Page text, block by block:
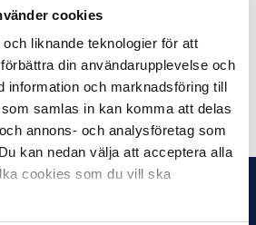
cookies
liknande teknologier för att
din användarupplevelse och
information och marknadsföring till
samlas in kan komma att delas
annons- och analysföretag som
kan nedan välja att acceptera alla
cookies som du vill ska
ske. Discovery Networks Sweden
som sträcker sig fram till 2025.
Dela på Twitter